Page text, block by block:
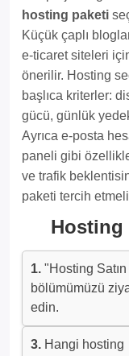
hosting paketi
Küçük çaplı
e-ticaret siteleri
önerilir. Hosting
başlıca kriterler:
gücü, günlük
Ayrıca e-posta
paneli gibi
ve trafik
paketi tercih
Hosting
1. "Hosting Satın
bölümümüzü
edin.
3. Hangi hosting